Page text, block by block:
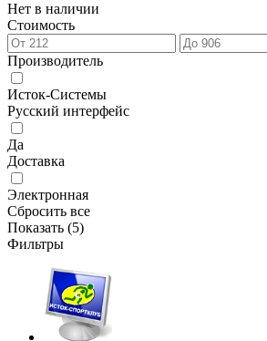
Нет в наличии
Стоимость
Производитель
Исток-Системы
Русский интерфейс
Да
Доставка
Электронная
Сбросить все
Показать (5)
Фильтры